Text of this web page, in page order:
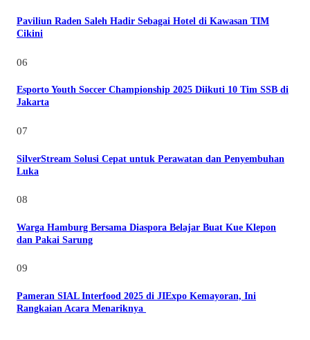
Paviliun Raden Saleh Hadir Sebagai Hotel di Kawasan TIM
Cikini
06
Esporto Youth Soccer Championship 2025 Diikuti 10 Tim SSB di
Jakarta
07
SilverStream Solusi Cepat untuk Perawatan dan Penyembuhan
Luka
08
Warga Hamburg Bersama Diaspora Belajar Buat Kue Klepon
dan Pakai Sarung
09
Pameran SIAL Interfood 2025 di JIExpo Kemayoran, Ini
Rangkaian Acara Menariknya